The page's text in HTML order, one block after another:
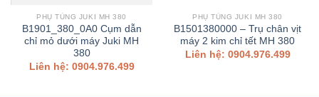
PHỤ TÙNG JUKI MH 380
B1901_380_0A0 Cụm dẫn
chỉ mỏ dưới máy Juki MH
380
Liên hệ: 0904.976.499
PHỤ TÙNG JUKI MH 380
B1501380000 – Trụ chân vịt
máy 2 kim chỉ tết MH 380
Liên hệ: 0904.976.499